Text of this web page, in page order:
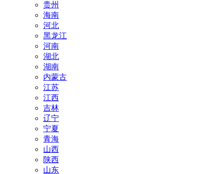
贵州
海南
河北
黑龙江
河南
湖北
湖南
内蒙古
江苏
江西
吉林
辽宁
宁夏
青海
山西
陕西
山东